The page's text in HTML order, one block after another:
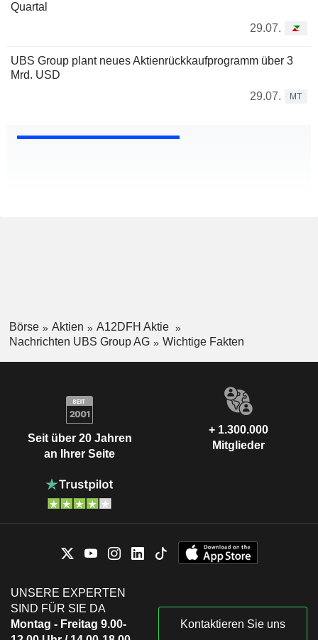
Quartal
29.07.
UBS Group plant neues Aktienrückkaufprogramm über 3
Mrd. USD
29.07.
MT
Börse Aktien
A12DFH Aktie
Nachrichten UBS Group AG
Wichtige Fakten
Seit über 20 Jahren
an Ihrer Seite
+ 1.300.000
Mitglieder
UNSERE EXPERTEN
SIND FÜR SIE DA
Montag - Freitag 9.00-
Kontaktieren Sie uns